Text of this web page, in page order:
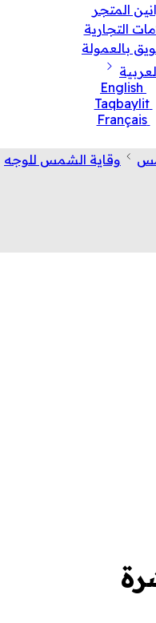
المتجر
التجارية
بالعمولة
English
Taqbaylit
Français
وقاية الشمس للوجه